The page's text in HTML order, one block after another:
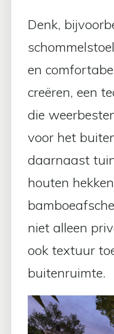
Denk,
en
creëren, een
die
voor het
daarnaast
houten
niet alleen
ook textuur
buitenruimte.